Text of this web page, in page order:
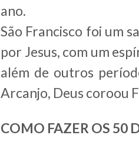
ano.
São Francisco foi um
por Jesus, com um
além de outros
Arcanjo, Deus coroou
COMO FAZER OS 50